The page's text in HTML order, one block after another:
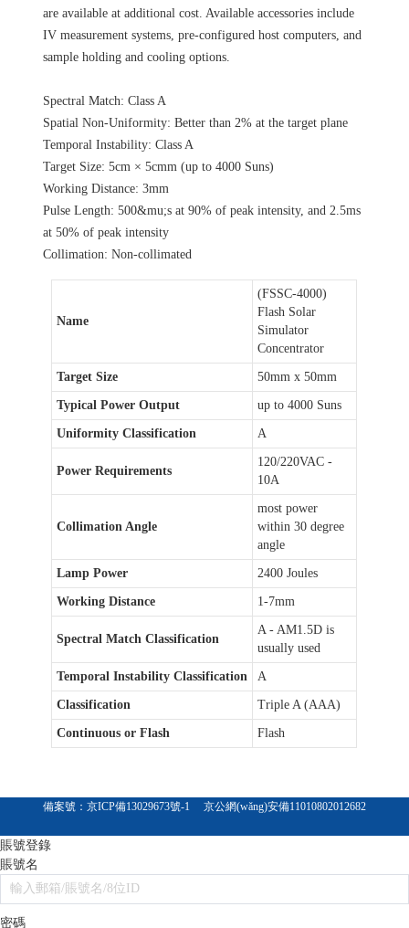
are available at additional cost. Available accessories include
IV measurement systems, pre-configured host computers, and
sample holding and cooling options.
Spectral Match: Class A
Spatial Non-Uniformity: Better than 2% at the target plane
Temporal Instability: Class A
Target Size: 5cm × 5cmm (up to 4000 Suns)
Working Distance: 3mm
Pulse Length: 500&mu;s at 90% of peak intensity, and 2.5ms
at 50% of peak intensity
Collimation: Non-collimated
Name
(FSSC-4000)
Flash Solar
Simulator
Concentrator
Target Size 50mm x 50mm
Typical Power Output up to 4000 Suns
Uniformity Classification A
Power Requirements
120/220VAC -
10A
Collimation Angle
most power
within 30 degree
angle
Lamp Power 2400 Joules
Working Distance 1-7mm
Spectral Match Classification
A - AM1.5D is
usually used
Temporal Instability Classification A
Classification Triple A (AAA)
Continuous or Flash Flash
備案號： 京ICP備13029673號-1 京公網(wǎng)安備11010802012682
賬號登錄
賬號名
密碼